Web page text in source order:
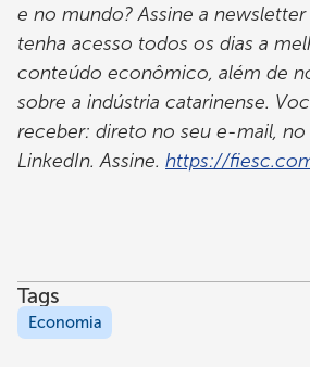
e no mundo? Assine a
tenha acesso todos os dias a
conteúdo econômico, além de
sobre a indústria catarinense.
receber: direto no seu e-mail, no
LinkedIn. Assine. https://
Tags
Economia